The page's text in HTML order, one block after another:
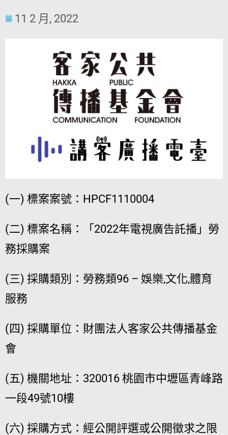
11 2 月, 2022
(一) 標案案號：HPCF1110004
(二) 標案名稱：「2022年電視廣告託播」勞
務採購案
(三) 採購類別：勞務類96 – 娛樂,文化,體育
服務
(四) 採購單位：財團法人客家公共傳播基金
會
(五) 機關地址：320016 桃園市中壢區青峰路
一段49號10樓
(六) 採購方式：經公開評選或公開徵求之限